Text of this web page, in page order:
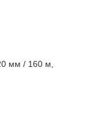
мм / 160 м,